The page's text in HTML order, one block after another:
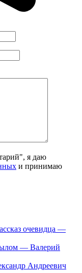
я даю
и принимаю
очевидца —
— Валерий
Андреевич